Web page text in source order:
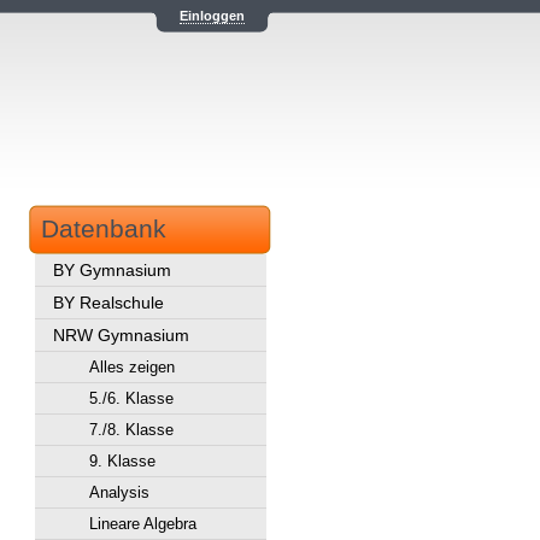
Einloggen
Datenbank
BY Gymnasium
BY Realschule
NRW Gymnasium
Alles zeigen
5./6. Klasse
7./8. Klasse
9. Klasse
Analysis
Lineare Algebra